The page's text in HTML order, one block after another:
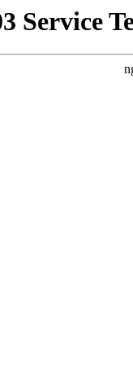
Service